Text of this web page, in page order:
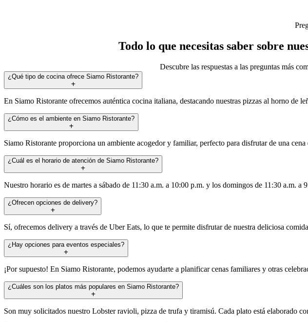
Todo lo que necesitas saber sobre
Descubre las respuestas a las preguntas más
¿Qué tipo de cocina ofrece Siamo Ristorante?
En Siamo Ristorante ofrecemos auténtica cocina italiana, destacando nuestras pizzas al horno de
¿Cómo es el ambiente en Siamo Ristorante?
Siamo Ristorante proporciona un ambiente acogedor y familiar, perfecto para disfrutar de una
¿Cuál es el horario de atención de Siamo Ristorante?
Nuestro horario es de martes a sábado de 11:30 a.m. a 10:00 p.m. y los domingos de 11:30 a.m. a
¿Ofrecen opciones de delivery?
Sí, ofrecemos delivery a través de Uber Eats, lo que te permite disfrutar de nuestra deliciosa
¿Hay opciones para eventos especiales?
¡Por supuesto! En Siamo Ristorante, podemos ayudarte a planificar cenas familiares y otras
¿Cuáles son los platos más populares en Siamo Ristorante?
Son muy solicitados nuestro Lobster ravioli, pizza de trufa y tiramisú. Cada plato está elaborado